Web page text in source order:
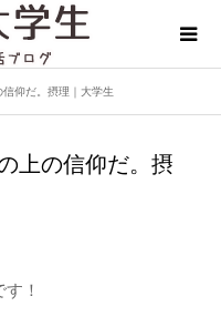
仰だ。摂理｜大学生
上の信仰だ。摂
！